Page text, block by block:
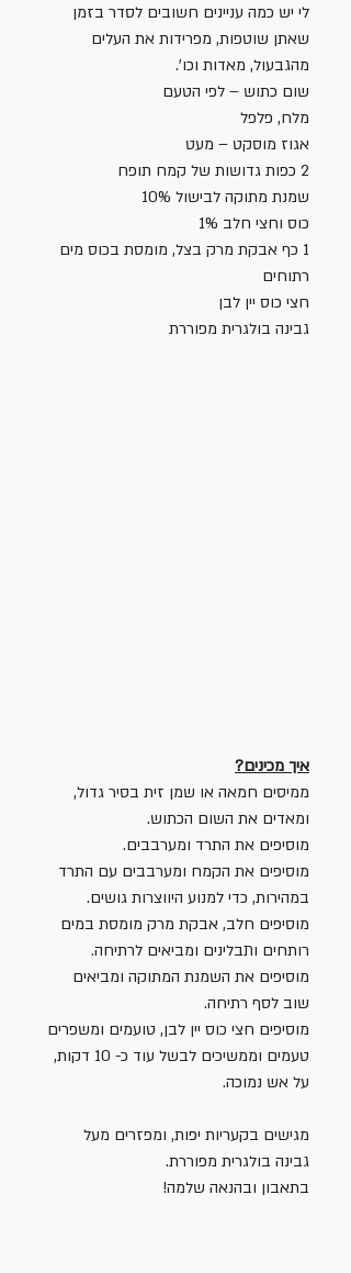
לי יש כמה עניינים חשובים לסדר בזמן
שאתן שוטפות, מפרידות את העלים
מהגבעול, מאדות וכו'.
שום כתוש – לפי הטעם
מלח, פלפל
אגוז מוסקט – מעט
2 כפות גדושות של קמח תופח
שמנת מתוקה לבישול 10%
כוס וחצי חלב 1%
1 כף אבקת מרק בצל, מומסת בכוס מים
רתוחים
חצי כוס יין לבן
גבינה בולגרית מפוררת
איך מכינים?
ממיסים חמאה או שמן זית בסיר גדול,
ומאדים את השום הכתוש.
מוסיפים את התרד ומערבבים.
מוסיפים את הקמח ומערבבים עם התרד
במהירות, כדי למנוע היווצרות גושים.
מוסיפים חלב, אבקת מרק מומסת במים
רותחים ותבלינים ומביאים לרתיחה.
מוסיפים את השמנת המתוקה ומביאים
שוב לסף רתיחה.
מוסיפים חצי כוס יין לבן, טועמים ומשפרים
טעמים וממשיכים לבשל עוד כ- 10 דקות,
על אש נמוכה.
מגישים בקעריות יפות, ומפזרים מעל
גבינה בולגרית מפוררת.
בתאבון ובהנאה שלמה!